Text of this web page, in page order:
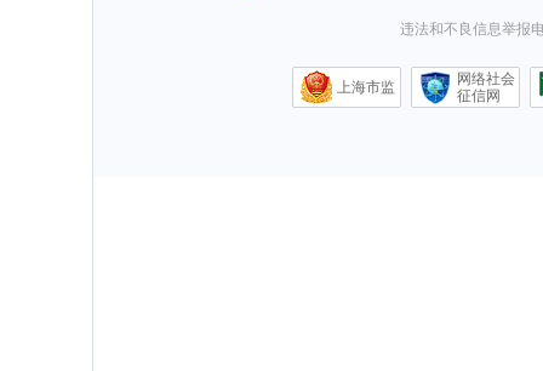
违法和不良信息举报
上海市监
网络社会
征信网